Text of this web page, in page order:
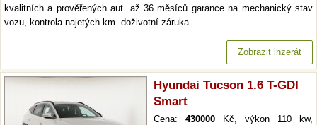
kvalitních a prověřených aut. až 36 měsíců garance na mechanický stav
vozu, kontrola najetých km. doživotní záruka…
Zobrazit inzerát
Hyundai Tucson 1.6 T-GDI
Smart
Cena: 430000 Kč, výkon 110 kw,